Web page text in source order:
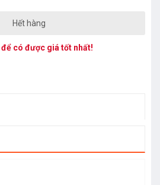
Hết hàng
để có được giá tốt nhất!